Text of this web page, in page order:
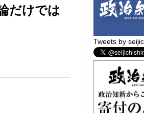
だけでは
Tweets by